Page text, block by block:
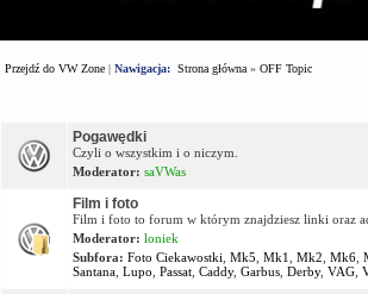
Przejdź do VW Zone | Nawigacja: Strona główna » OFF Topic
Pogawędki
Czyli o wszystkim i o niczym.
Moderator: saVWas
Film i foto
Film i foto to forum w którym znajdziesz linki oraz
Moderator: loniek
Subfora: Foto Ciekawostki Mk5 Mk1 Mk2 Mk6
Santana Lupo Passat Caddy, Garbus Derby, VAG